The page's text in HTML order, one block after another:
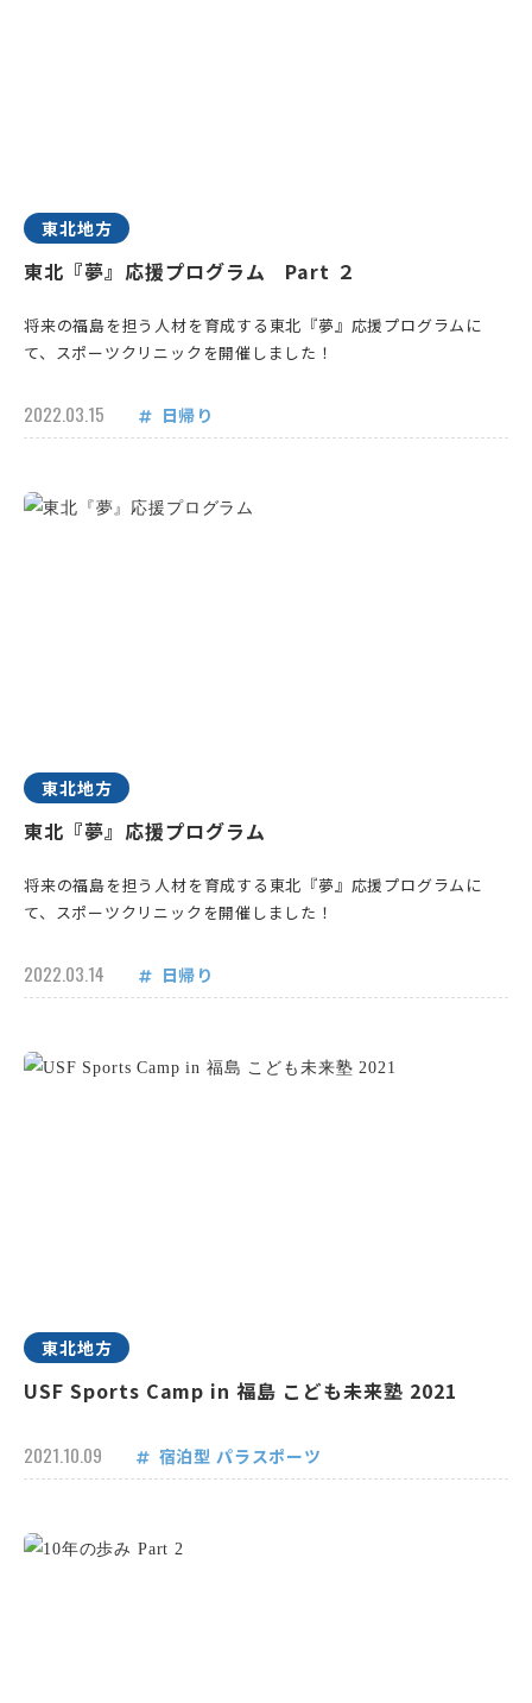
東北地方
東北『夢』応援プログラム Part ２
将来の福島を担う人材を育成する東北『夢』応援プログラムに
て、スポーツクリニックを開催しました！
2022.03.15 日帰り
東北地方
東北『夢』応援プログラム
将来の福島を担う人材を育成する東北『夢』応援プログラムに
て、スポーツクリニックを開催しました！
2022.03.14 日帰り
東北地方
USF Sports Camp in 福島 こども未来塾 2021
2021.10.09 宿泊型 パラスポーツ